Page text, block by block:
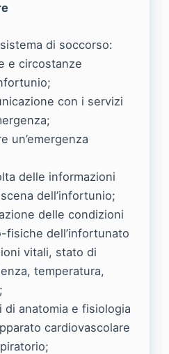
di soccorso:
e circostanze
con i servizi
un’emergenza
delle informazioni
dell’infortunio;
delle condizioni
fisiche dell’infortunato
vitali, stato di
temperatura,
di anatomia e fisiologia
cardiovascolare